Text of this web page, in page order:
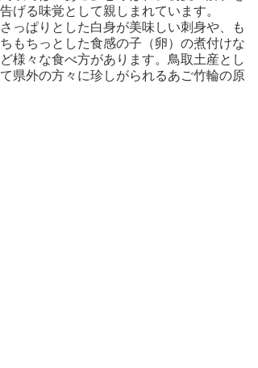
告げる味覚として親しまれています。
さっぱりとした白身が美味しい刺身や、も
ちもちっとした食感の子（卵）の煮付けな
ど様々な食べ方があります。鳥取土産とし
て県外の方々に珍しがられるあご竹輪の原